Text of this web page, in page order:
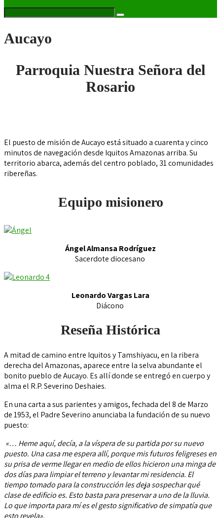
Aucayo
Parroquia Nuestra Señora del
Rosario
El puesto de misión de Aucayo está situado a cuarenta y cinco
minutos de navegación desde Iquitos Amazonas arriba. Su
territorio abarca, además del centro poblado, 31 comunidades
ribereñas.
Equipo misionero
Ángel Almansa Rodríguez
Sacerdote diocesano
Leonardo Vargas Lara
Diácono
Reseña Histórica
A mitad de camino entre Iquitos y Tamshiyacu, en la ribera
derecha del Amazonas, aparece entre la selva abundante el
bonito pueblo de Aucayo. Es allí donde se entregó en cuerpo y
alma el R.P. Severino Deshaies.
En una carta a sus parientes y amigos, fechada del 8 de Marzo
de 1953, el Padre Severino anunciaba la fundación de su nuevo
puesto:
«… Heme aquí, decía, a la víspera de su partida por su nuevo
puesto. Una casa me espera allí, porque mis futuros feligreses en
su prisa de verme llegar en medio de ellos hicieron una minga de
dos días para limpiar el terreno y levantar mi residencia. El
tiempo tomado para la construcción les deja sospechar qué
clase de edificio es. Esto basta para preservar a uno de la lluvia.
Lo que importa para mí es el gesto significativo de simpatía que
esto revela».